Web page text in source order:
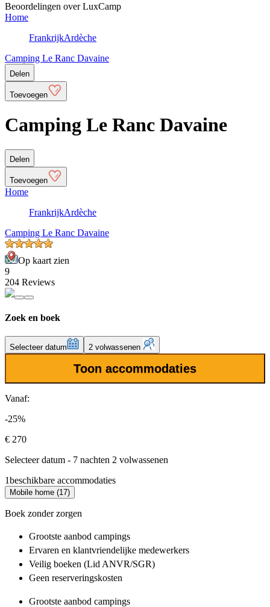
Beoordelingen over LuxCamp
Home
FrankrijkArdèche
Camping Le Ranc Davaine
Delen
Toevoegen
Camping Le Ranc Davaine
Delen
Toevoegen
Home
FrankrijkArdèche
Camping Le Ranc Davaine
Op kaart zien
9
204 Reviews
Zoek en boek
Selecteer datum 2 volwassenen
Toon accommodaties
Vanaf:
-25%
€ 270
Selecteer datum - 7 nachten 2 volwassenen
1beschikbare accommodaties
Mobile home (17)
Boek zonder zorgen
Grootste aanbod campings
Ervaren en klantvriendelijke medewerkers
Veilig boeken (Lid ANVR/SGR)
Geen reserveringskosten
Grootste aanbod campings